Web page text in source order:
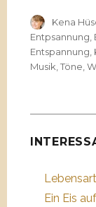
Autor
Kena
Entpsannung,
Entspannung,
Musik,Töne,
Ein Eis